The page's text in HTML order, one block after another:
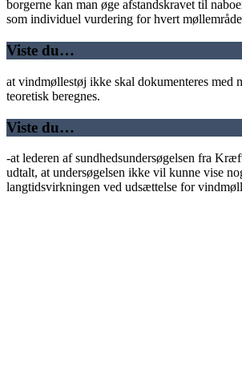
borgerne kan man øge afstandskravet til
som individuel vurdering for hvert
Viste du…
at vindmøllestøj ikke skal dokumenteres med
teoretisk beregnes.
Viste du…
-at lederen af sundhedsundersøgelsen fra
udtalt, at undersøgelsen ikke vil kunne vise
langtidsvirkningen ved udsættelse for